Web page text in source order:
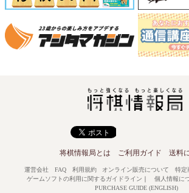
将棋情報局とは ご利用ガイド 送料
運営会社 FAQ 利用規約 オンライン販売について
特定
ゲームソフトの利用に関するガイドライン ｜ 個人情報に
PURCHASE GUIDE (ENGLISH)